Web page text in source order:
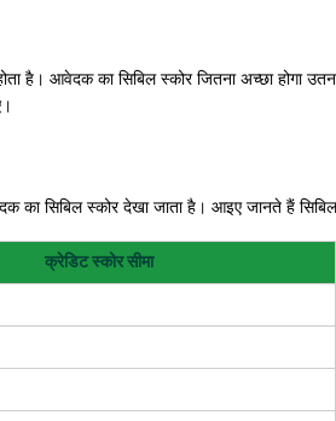
है। आवेदक का सिबिल स्कोर जितना अच्छा होगा
का सिबिल स्कोर देखा जाता है। आइए जानते हैं
क्रेडिट स्कोर सीमा